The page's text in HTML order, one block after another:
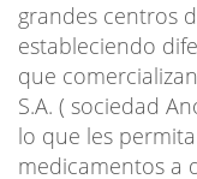
grandes centros
estableciendo
que
S.A. ( sociedad
lo que les
medicamentos a